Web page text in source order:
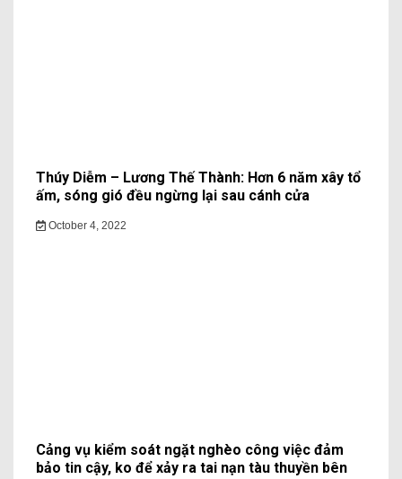
Thúy Diễm – Lương Thế Thành: Hơn 6 năm xây tổ
ấm, sóng gió đều ngừng lại sau cánh cửa
October 4, 2022
Cảng vụ kiểm soát ngặt nghèo công việc đảm
bảo tin cậy, ko để xảy ra tai nạn tàu thuyền bên